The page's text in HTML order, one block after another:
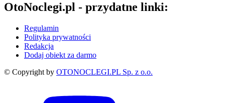
OtoNoclegi.pl - przydatne linki:
Regulamin
Polityka prywatności
Redakcja
Dodaj obiekt za darmo
© Copyright by OTONOCLEGI.PL Sp. z o.o.